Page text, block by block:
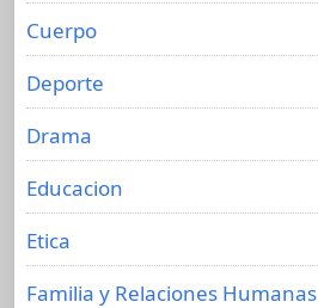
Cuerpo
Deporte
Drama
Educacion
Etica
Familia y Relaciones Humanas